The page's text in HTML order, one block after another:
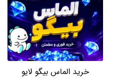
خرید الماس بیگو لایو